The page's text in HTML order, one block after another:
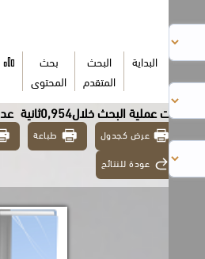
البداية
البحث
بحث
المحتوى
البحث خلال0,954ثانية عدد
عرض كجدول طباعة
عودة للنتائج